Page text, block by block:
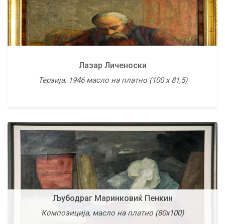
Лазар Личеноски
Терзија, 1946 масло на платно (100 х 81,5)
Љубодраг Маринковиќ Пенкин
Композиција, масло на платно (80х100)
Менде Ивановски
Композиција IV, 1971 масло на платно (90х68)
Миле Корубин
Без наслов, 1974 масло на платно (41х57)